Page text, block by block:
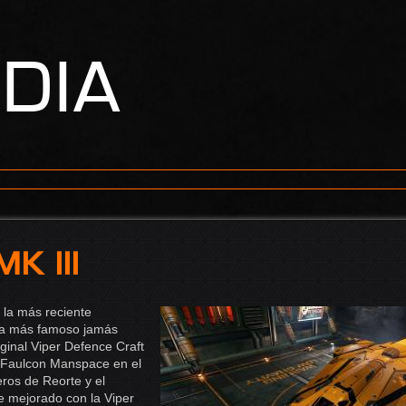
III
más reciente
más famoso jamás
Viper Defence Craft
Manspace en el
de Reorte y el
mejorado con la Viper